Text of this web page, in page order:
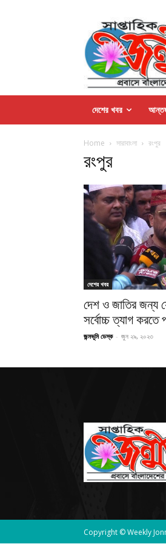
দেশের খবর
Home সারাবাংলা রংপুর
রংপুর
দেশের খবর
দেশ ও জাতির জন্য
সর্বোচ্চ ত্যাগ করতে
জন্মভূমি ডেস্ক - জুন ২৯, ২০২৩
Copyright © Weekly